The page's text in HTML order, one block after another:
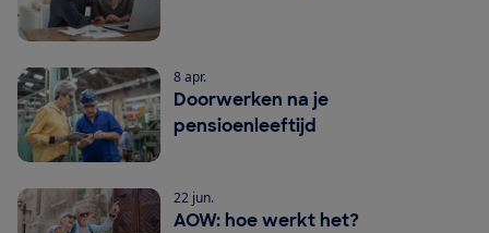
Doorwerken na je
pensioenleeftijd
8 apr.
AOW: hoe werkt het?
22 jun.